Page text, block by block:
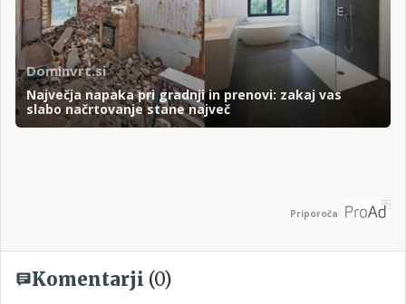
Dominvrt.si
Največja napaka pri gradnji in prenovi: zakaj vas
slabo načrtovanje stane največ
Priporoča
Komentarji (0)